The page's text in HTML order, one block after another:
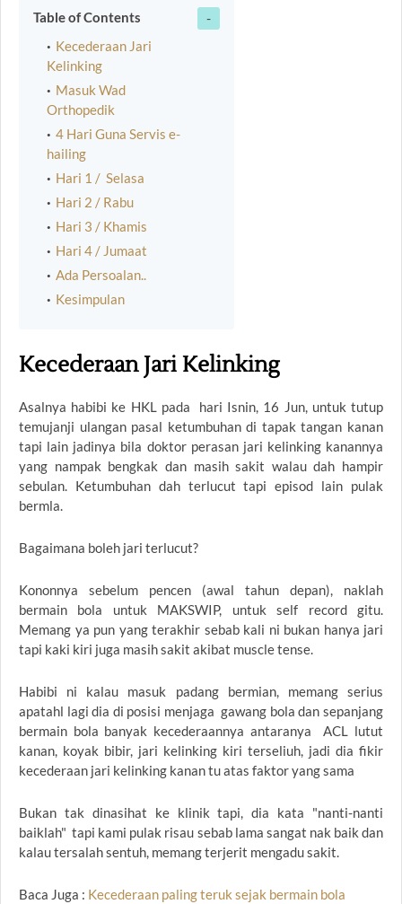
Table of Contents
Kecederaan Jari
Kelinking
Masuk Wad
Orthopedik
4 Hari Guna Servis e-
hailing
Hari 1 / Selasa
Hari 2 / Rabu
Hari 3 / Khamis
Hari 4 / Jumaat
Ada Persoalan..
Kesimpulan
Kecederaan Jari Kelinking
Asalnya habibi ke HKL pada hari Isnin, 16 Jun, untuk tutup
temujanji ulangan pasal ketumbuhan di tapak tangan kanan
tapi lain jadinya bila doktor perasan jari kelinking kanannya
yang nampak bengkak dan masih sakit walau dah hampir
sebulan. Ketumbuhan dah terlucut tapi episod lain pulak
bermla.
Bagaimana boleh jari terlucut?
Kononnya sebelum pencen (awal tahun depan), naklah
bermain bola untuk MAKSWIP, untuk self record gitu.
Memang ya pun yang terakhir sebab kali ni bukan hanya jari
tapi kaki kiri juga masih sakit akibat muscle tense.
Habibi ni kalau masuk padang bermian, memang serius
apatahl lagi dia di posisi menjaga gawang bola dan sepanjang
bermain bola banyak kecederaannya antaranya ACL lutut
kanan, koyak bibir, jari kelinking kiri terseliuh, jadi dia fikir
kecederaan jari kelinking kanan tu atas faktor yang sama
Bukan tak dinasihat ke klinik tapi, dia kata "nanti-nanti
baiklah" tapi kami pulak risau sebab lama sangat nak baik dan
kalau tersalah sentuh, memang terjerit mengadu sakit.
Baca Juga : Kecederaan paling teruk sejak bermain bola